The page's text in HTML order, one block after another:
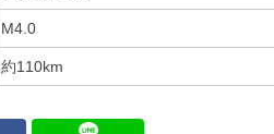
M4.0
約110km